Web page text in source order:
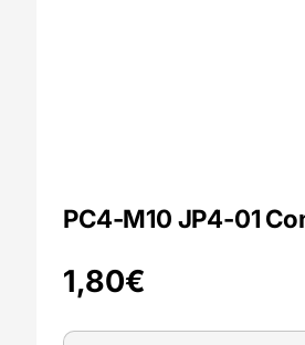
PC4-M10 JP4-01
1,80€